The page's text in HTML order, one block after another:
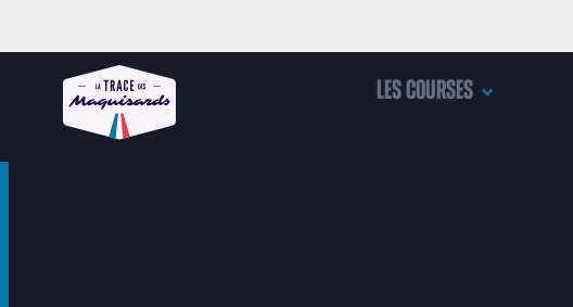
Les courses